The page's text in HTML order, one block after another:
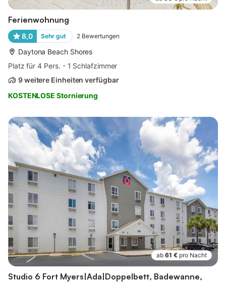
Ferienwohnung
8,0 Sehr gut 2 Bewertungen
Daytona Beach Shores
Platz für 4 Pers.
1 Schlafzimmer
9 weitere Einheiten verfügbar
KOSTENLOSE Stornierung
ab 61 € pro Nacht
Studio 6 Fort Myers|Ada|Doppelbett, Badewanne,